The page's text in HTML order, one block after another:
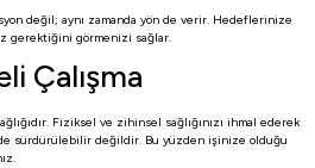
değil; aynı zamanda yön de verir. Hedeflerinize
gerektiğini görmenizi sağlar.
Çalışma
Fiziksel ve zihinsel sağlığınızı ihmal ederek
sürdürülebilir değildir. Bu yüzden işinize olduğu